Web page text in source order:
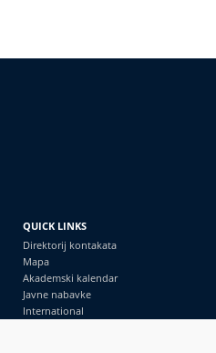
QUICK LINKS
Direktorij kontakata
Mapa
Akademski kalendar
Javne nabavke
International